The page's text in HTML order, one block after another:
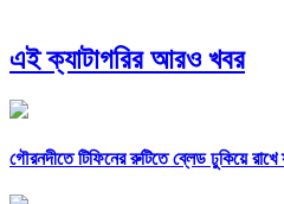
এই ক্যাটাগরির আরও খবর
গৌরনদীতে টিফিনের রুটিতে ব্লেড ঢুকিয়ে রাখে